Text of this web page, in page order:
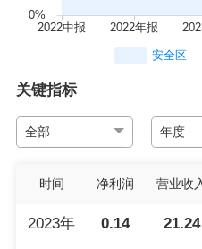
安全区
关键指标
全部 年度
时间 净利润 营业收
2023年 0.14 21.24